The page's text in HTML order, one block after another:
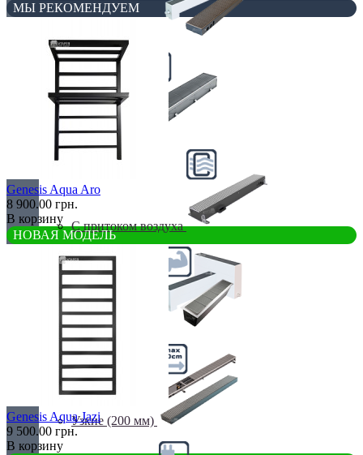
С дренажем
С притоком воздуха
Самые мощные
Узкие (200 мм)
МЫ РЕКОМЕНДУЕМ
Genesis Aqua Aro
8 900.00 грн.
В корзину
НОВАЯ МОДЕЛЬ
Genesis Aqua Jazi
9 500.00 грн.
В корзину